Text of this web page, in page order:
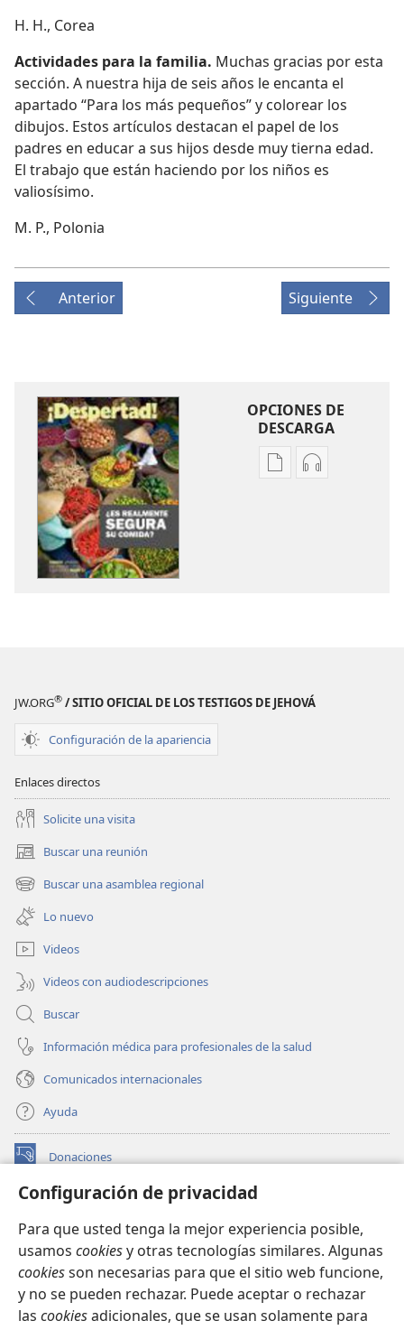
Configuración de privacidad
Para que usted tenga la mejor experiencia posible,
usamos cookiesy otras tecnologías similares. Algunas
cookiesson necesarias para que el sitio web funcione,
y no se pueden rechazar. Puede aceptar o rechazar
las cookiesadicionales, que se usan solamente para
H. H., Corea
Actividades para la familia. Muchas gracias por esta
sección. A nuestra hija de seis años le encanta el
apartado “Para los más pequeños” y colorear los
dibujos. Estos artículos destacan el papel de los
padres en educar a sus hijos desde muy tierna edad.
El trabajo que están haciendo por los niños es
valiosísimo.
M. P., Polonia
Anterior Siguiente
OPCIONES DE
DESCARGA
OpcionesOpciones
JW.ORG® / SITIO OFICIAL DE LOS TESTIGOS DE JEHOVÁ
Configuración de la apariencia
Enlaces directos
Solicite una visita
Buscar una reunión
(abre
una
nueva
ventana)
Buscar una asamblea regional
(abre
una
nueva
ventana)
Lo nuevo
Videos
Videos con audiodescripciones
Buscar
Información médica para profesionales de la salud
Comunicados internacionales
Ayuda
Donaciones
(abre
nueva BIBLIOTECA EN LÍNEA Watchtower™
una
nueva
ventana)
JW Hub
(abre
una
nueva
ventana)
JW Library